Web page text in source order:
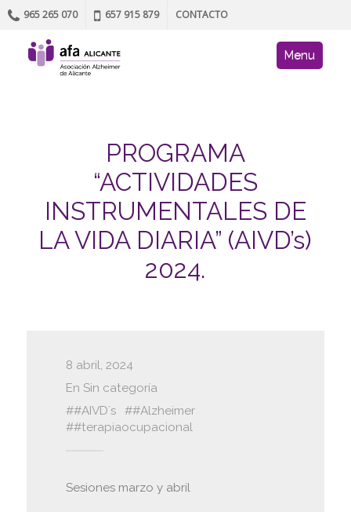
965 265 070 657 915 879 CONTACTO
AFA site
Skip to content
Menu
PROGRAMA
“ACTIVIDADES
INSTRUMENTALES DE
LA VIDA DIARIA” (AIVD’s)
2024.
8 abril, 2024
En Sin categoría
#AIVD´s
#Alzheimer
#terapiaocupacional
Sesiones marzo y abril